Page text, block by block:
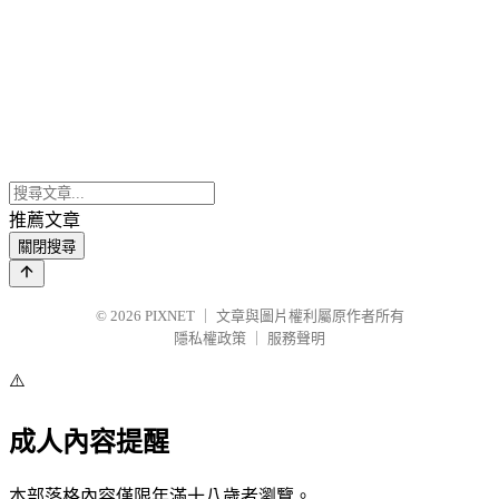
推薦文章
關閉搜尋
© 2026 PIXNET
文章與圖片權利屬原作者所有
隱私權政策
服務聲明
⚠️
成人內容提醒